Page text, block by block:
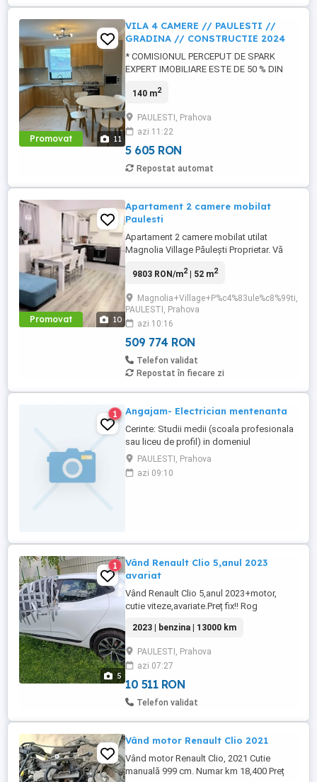
Promovat 11
VILA 4 CAMERE // PAULESTI //
GRADINA // CONSTRUCTIE 2024
* COMISIONUL PERCEPUT DE SPARK
EXPERT IMOBILIARE ESTE DE 50 % DIN
SPARK EXPERT IMOB va prezinta spre
Paulesti. Imobilul este constructie noua
2024 in suprafata de 150 mp si compusa
din: Parter : hol , bucatarie open-
140 m2
PAULESTI, Prahova
azi 11:22
5 605 RON
Repostat automat
Promovat 10
Apartament 2 camere mobilat
Paulesti
Apartament 2 camere mobilat utilat
Magnolia Village Păulești Proprietar. Vă
camere situat în Păulești Prahova, în
aproximativ 5 minute de Ploiești.
Apartamentul este compus din dormitor,
living open space cu bucătăria, ...
9803 RON/m2| 52 m2
Magnolia+Village+P%c4%83ule%c8%99ti,
PAULESTI, Prahova
azi 10:16
509 774 RON
Telefon validat
Repostat în fiecare zi
1 Angajam- Electrician mentenanta
Cerinte: Studii medii (scoala profesionala
sau liceu de profil) in domeniul
electronica, electrotehnica energetic.
Experienta minima 3 ani in domeniu.
Integritate, responsabilitate si atentie la
PAULESTI, Prahova
azi 09:10
5
1
Vând Renault Clio 5,anul 2023
avariat
Vând Renault Clio 5,anul 2023+motor,
cutie viteze,avariate.Preț fix!! Rog
2023 | benzina | 13000 km
PAULESTI, Prahova
azi 07:27
10 511 RON
Telefon validat
Vând motor Renault Clio 2021
Vând motor Renault Clio, 2021 Cutie
manuală 999 cm. Numar km 18,400 Preț